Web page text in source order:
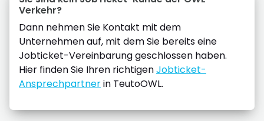
Verkehr?
Dann nehmen Sie Kontakt mit dem
Unternehmen auf, mit dem Sie bereits eine
Jobticket-Vereinbarung geschlossen haben.
Hier finden Sie Ihren richtigenJobticket-
Ansprechpartnerin TeutoOWL.